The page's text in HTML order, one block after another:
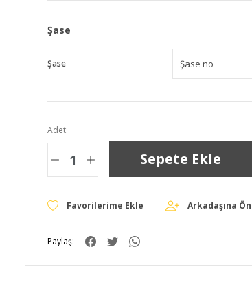
Şase
Şase
Adet:
Sepete Ekle
Arkadaşına
Paylaş: